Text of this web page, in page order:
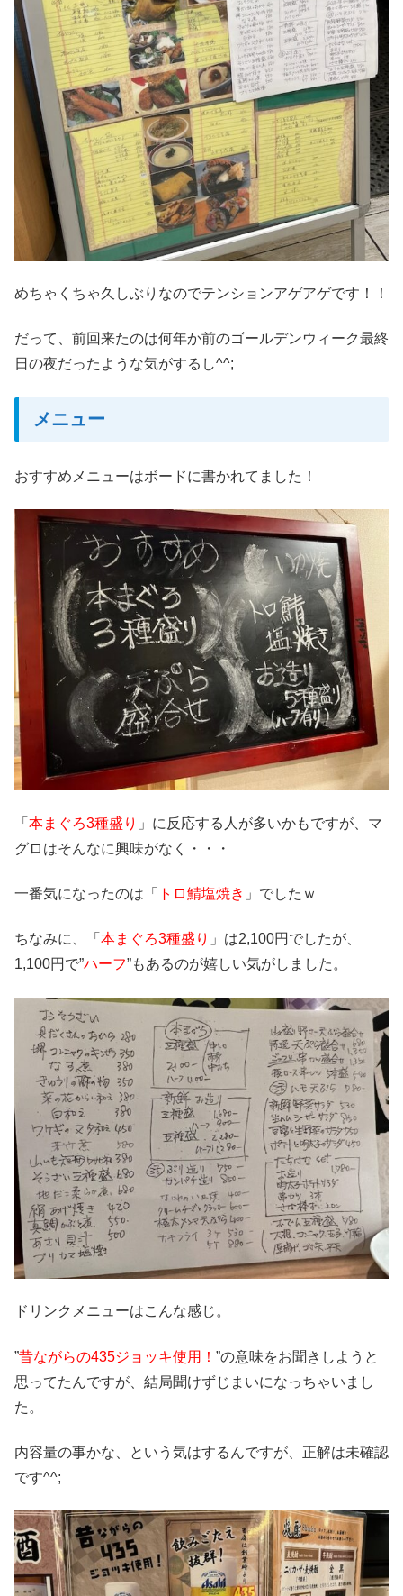
めちゃくちゃ久しぶりなのでテンションアゲアゲです！！
だって、前回来たのは何年か前のゴールデンウィーク最終
日の夜だったような気がするし^^;
メニュー
おすすめメニューはボードに書かれてました！
「 本まぐろ3種盛り 」に反応する人が多いかもですが、マ
グロはそんなに興味がなく・・・
一番気になったのは「 トロ鯖塩焼き 」でしたｗ
ちなみに、「 本まぐろ3種盛り 」は2,100円でしたが、
1,100円で”ハーフ”もあるのが嬉しい気がしました。
ドリンクメニューはこんな感じ。
”昔ながらの435ジョッキ使用！ ”の意味をお聞きしようと
思ってたんですが、結局聞けずじまいになっちゃいまし
た。
内容量の事かな、という気はするんですが、正解は未確認
です^^;